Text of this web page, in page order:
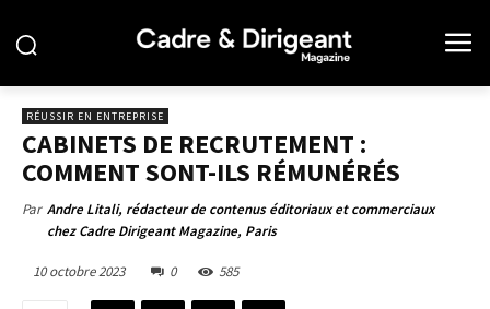
RÉUSSIR EN ENTREPRISE
CABINETS DE RECRUTEMENT :
COMMENT SONT-ILS RÉMUNÉRÉS
Par Andre Litali, rédacteur de contenus éditoriaux et commerciaux
chez Cadre Dirigeant Magazine, Paris
10 octobre 2023 0 585